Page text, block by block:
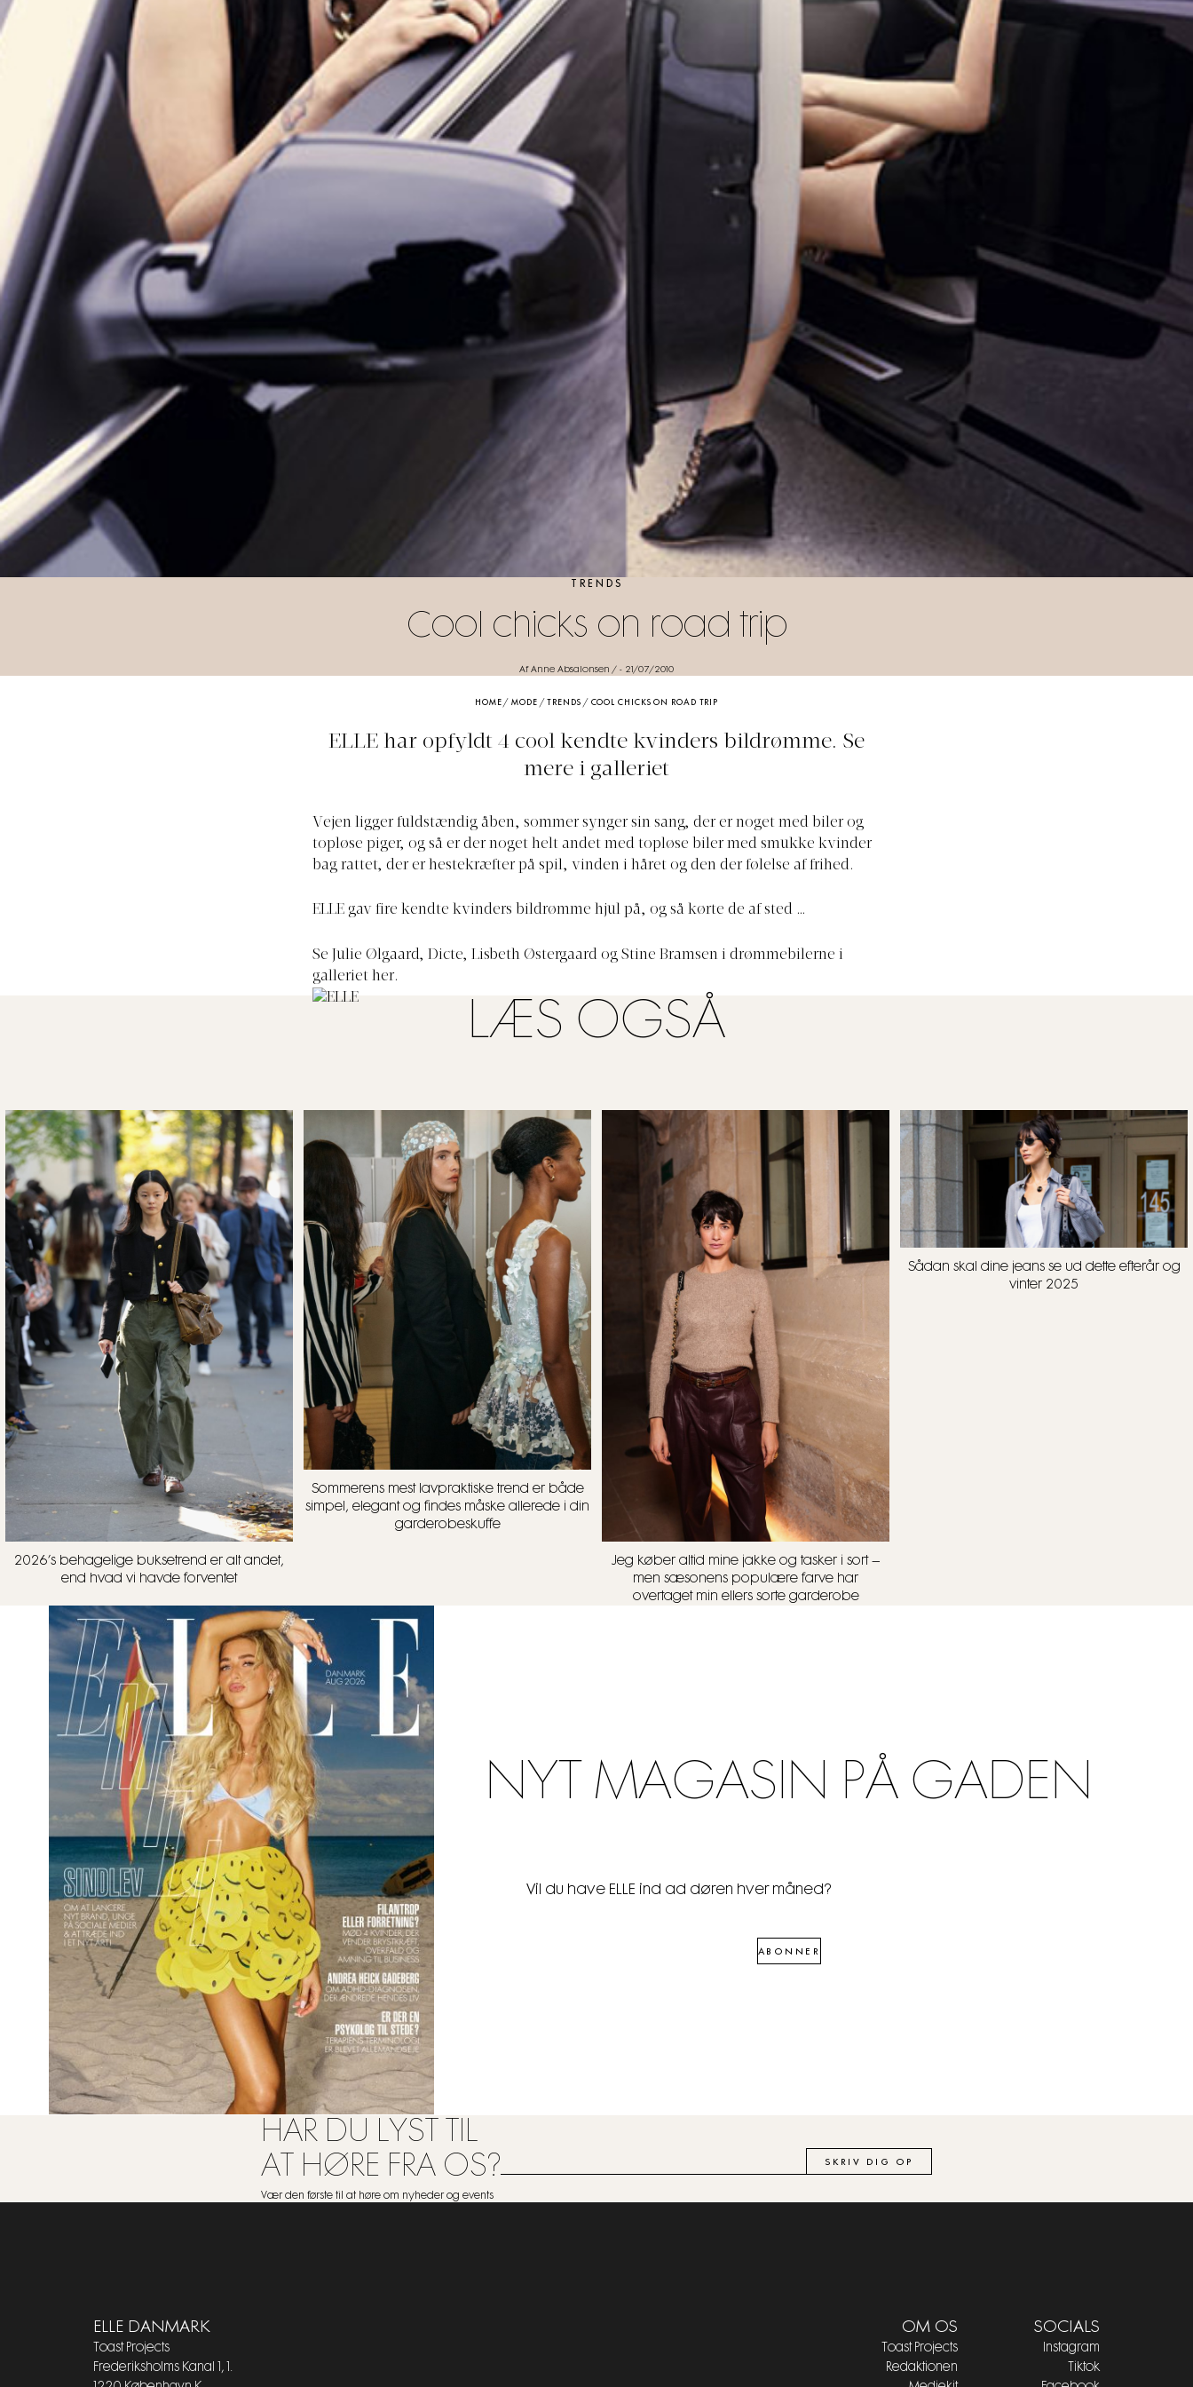
TRENDS
Cool chicks on road trip
Af Anne Absalonsen / - 21/07/2010
HOME /MODE /TRENDS / COOL CHICKS ON ROAD TRIP
ELLE har opfyldt 4 cool kendte kvinders bildrømme. Se
mere i galleriet
Vejen ligger fuldstændig åben, sommer synger sin sang, der er noget med biler og
topløse piger, og så er der noget helt andet med topløse biler med smukke kvinder
bag rattet, der er hestekræfter på spil, vinden i håret og den der følelse af frihed.
ELLE gav fire kendte kvinders bildrømme hjul på, og så kørte de af sted …
Se Julie Ølgaard, Dicte, Lisbeth Østergaard og Stine Bramsen i drømmebilerne i
galleriet her.
LÆS OGSÅ
2026’s behagelige buksetrend er alt andet,
end hvad vi havde forventet
Sommerens mest lavpraktiske trend er både
simpel, elegant og findes måske allerede i din
garderobeskuffe
Jeg køber altid mine jakke og tasker i sort –
men sæsonens populære farve har
overtaget min ellers sorte garderobe
Sådan skal dine jeans se ud dette efterår og
vinter 2025
NYT MAGASIN PÅ GADEN
Vil du have ELLE ind ad døren hver måned?
ABONNER
HAR DU LYST TIL
AT HØRE FRA OS?
Vær den første til at høre om nyheder og events
SKRIV DIG OP
ELLE DANMARK
Toast Projects
Frederiksholms Kanal 1, 1.
OM OS
Toast Projects
Redaktionen
SOCIALS
Instagram
Tiktok